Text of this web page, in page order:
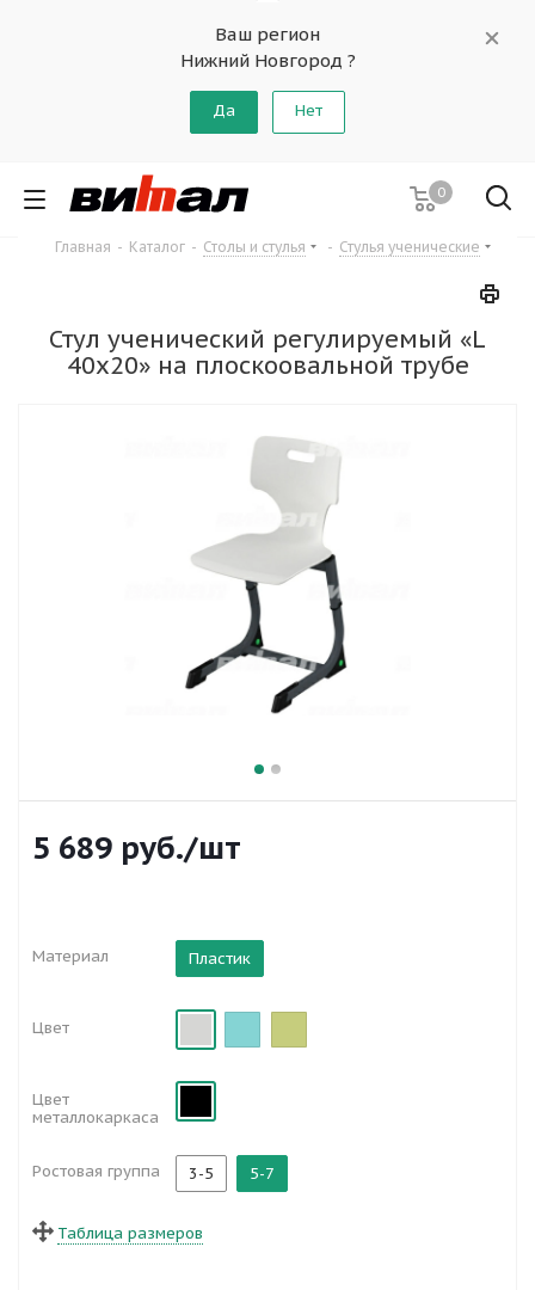
Ваш регион
Нижний Новгород ?
Да Нет
0
Главная - Каталог - Столы и стулья - Стулья ученические
Стул ученический регулируемый «L
40x20» на плоскоовальной трубе
5 689 руб./шт
Материал Пластик
Цвет
Цвет
металлокаркаса
Ростовая группа 3-5 5-7
Таблица размеров